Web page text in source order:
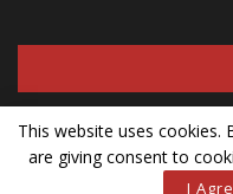
This website uses cookies.
are giving consent to
I